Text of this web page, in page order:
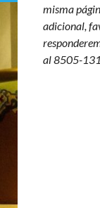
misma
adicional,
al 8505-